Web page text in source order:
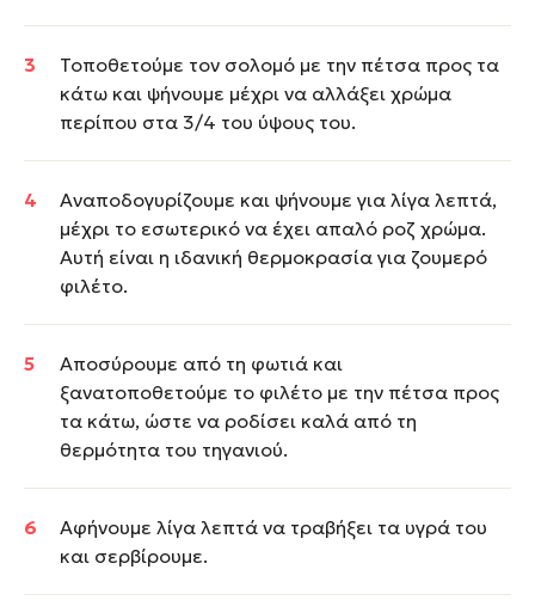
Τοποθετούμε τον σολομό με την πέτσα προς τα
κάτω και ψήνουμε μέχρι να αλλάξει χρώμα
περίπου στα 3/4 του ύψους του.
Αναποδογυρίζουμε και ψήνουμε για λίγα λεπτά,
μέχρι το εσωτερικό να έχει απαλό ροζ χρώμα.
Αυτή είναι η ιδανική θερμοκρασία για ζουμερό
φιλέτο.
Αποσύρουμε από τη φωτιά και
ξανατοποθετούμε το φιλέτο με την πέτσα προς
τα κάτω, ώστε να ροδίσει καλά από τη
θερμότητα του τηγανιού.
Αφήνουμε λίγα λεπτά να τραβήξει τα υγρά του
και σερβίρουμε.